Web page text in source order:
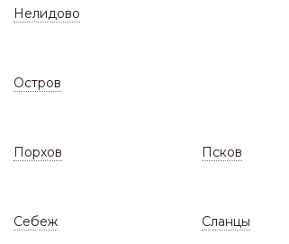
Профнастил ЗКиФС
Нелидово
Остров
Порхов Псков
Себеж Сланцы